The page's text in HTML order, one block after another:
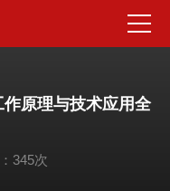
原理与技术应用全
345次